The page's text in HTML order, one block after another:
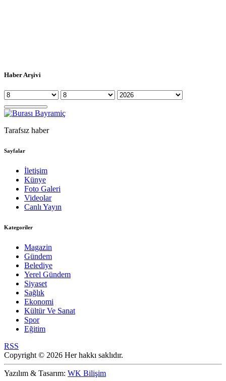
Haber Arşivi
Tarafsız haber
Sayfalar
İletişim
Künye
Foto Galeri
Videolar
Canlı Yayın
Kategoriler
Magazin
Gündem
Belediye
Yerel Gündem
Siyaset
Sağlık
Ekonomi
Kültür Ve Sanat
Spor
Eğitim
RSS
Copyright © 2026 Her hakkı saklıdır.
Yazılım & Tasarım: WK Bilişim